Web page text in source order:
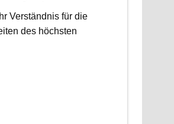
Verständnis für die
des höchsten